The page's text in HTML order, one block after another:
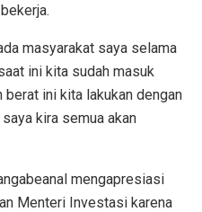
masyarakat saya selama
ini kita sudah masuk
berat ini kita lakukan dengan
kira semua akan
mengapresiasi
Menteri Investasi karena